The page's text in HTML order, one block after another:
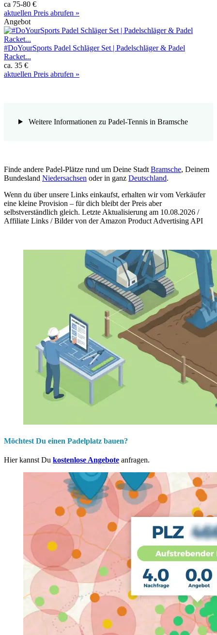
ca 75-80 €
aktuellen Preis abrufen »
Angebot
#DoYourSports Padel Schläger Set | Padelschläger & Padel
Racket...
ca. 35 €
aktuellen Preis abrufen »
Weitere Informationen zu Padel-Tennis in Bramsche
Finde andere Padel-Plätze rund um Deine Stadt Bramsche, Deinem
Bundesland Niedersachsen oder in ganz Deutschland.
Wenn du über unsere Links einkaufst, erhalten wir vom Verkäufer
eine kleine Provision – für dich bleibt der Preis aber
selbstverständlich gleich. Letzte Aktualisierung am 10.08.2026 /
Affiliate Links / Bilder von der Amazon Product Advertising API
Möchtest Du einen Padelplatz bauen?
Hier kannst Du kostenlose Angebote anfragen.